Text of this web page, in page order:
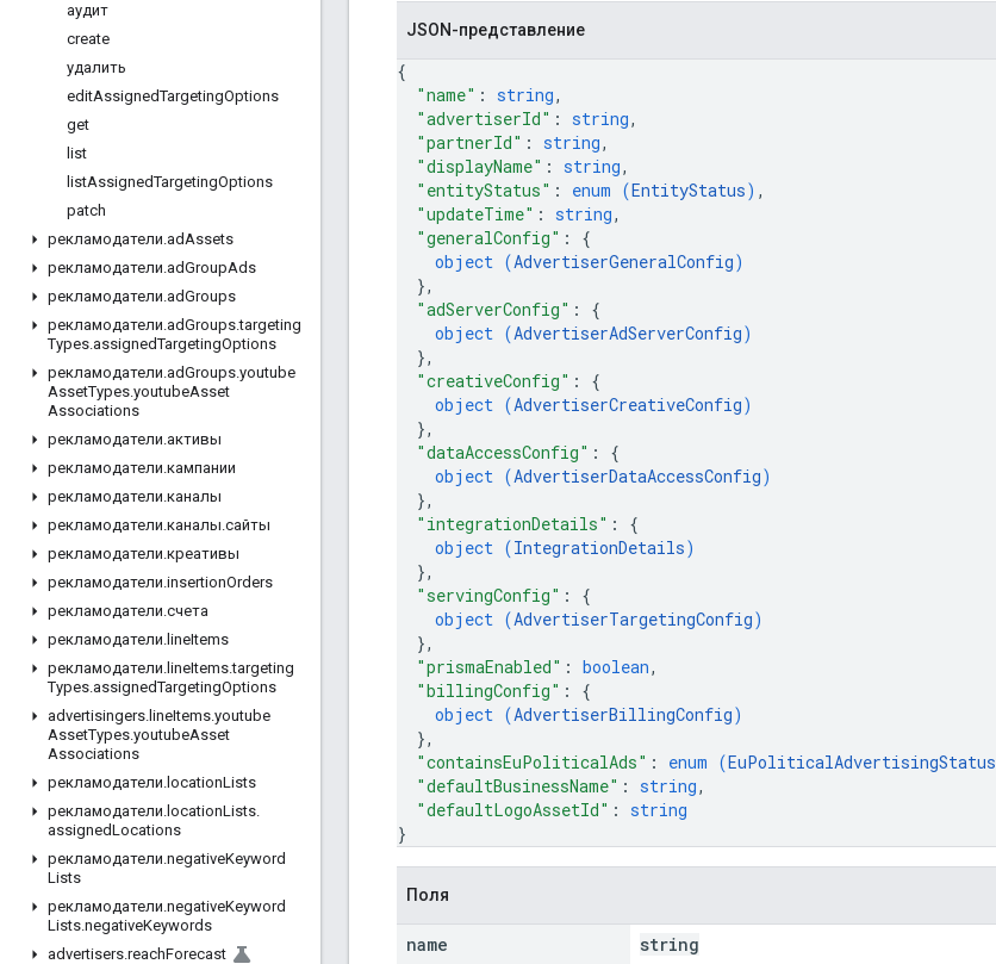
аудит
create
удалить
editAssignedTargetingOptions
get
list
listAssignedTargetingOptions
patch
рекламодатели.adAssets
рекламодатели.adGroupAds
рекламодатели.adGroups
рекламодатели.adGroups.targeting
Types.assignedTargetingOptions
рекламодатели.adGroups.youtube
AssetTypes.youtubeAsset
Associations
рекламодатели.активы
рекламодатели.кампании
рекламодатели.каналы
рекламодатели.каналы.сайты
рекламодатели.креативы
рекламодатели.insertionOrders
рекламодатели.счета
рекламодатели. lineItems
рекламодатели. lineItems.targeting
Types.assignedTargetingOptions
advertisingers. lineItems.youtube
AssetTypes.youtubeAsset
Associations
рекламодатели. locationLists
рекламодатели. locationLists.
assignedLocations
рекламодатели.negativeKeyword
Lists
рекламодатели.negativeKeyword
Lists.negativeKeywords
advertisers.reachForecast
JSON-представление
{
"name" : string,
"advertiserId" : string,
"partnerId" : string,
"displayName" : string,
"entityStatus" : enum (EntityStatus) ,
"updateTime" : string,
"generalConfig" : {
object (AdvertiserGeneralConfig)
},
"adServerConfig" : {
object (AdvertiserAdServerConfig)
},
"creativeConfig" : {
object (AdvertiserCreativeConfig)
},
"dataAccessConfig" : {
object (AdvertiserDataAccessConfig)
},
"integrationDetails" : {
object (IntegrationDetails)
},
"servingConfig" : {
object (AdvertiserTargetingConfig)
},
"prismaEnabled" : boolean,
"billingConfig" : {
object (AdvertiserBillingConfig)
},
"containsEuPoliticalAds" : enum (EuPoliticalAdvertisingStatus
"defaultBusinessName" : string,
"defaultLogoAssetId" : string
}
Поля
name string